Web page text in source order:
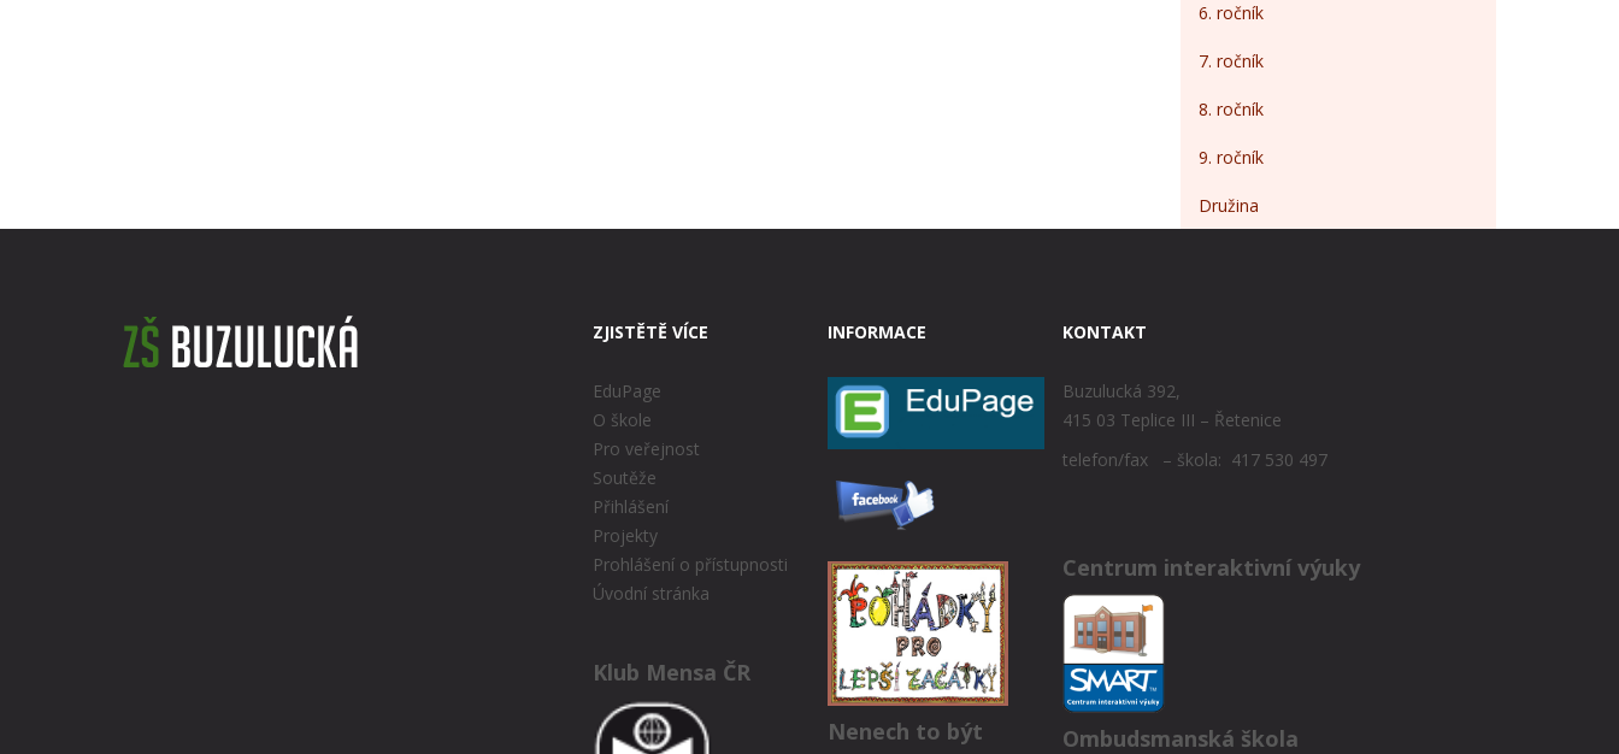
6. ročník
7. ročník
8. ročník
9. ročník
Družina
ZJISTĚTĚ VÍCE
EduPage
O škole
Pro veřejnost
Soutěže
Přihlášení
Projekty
Prohlášení o přístupnosti
Úvodní stránka
Klub Mensa ČR
INFORMACE
Nenech to být
KONTAKT
Buzulucká 392,
415 03 Teplice III – Řetenice
telefon/fax – škola: 417 530 497
Centrum interaktivní výuky
Ombudsmanská škola